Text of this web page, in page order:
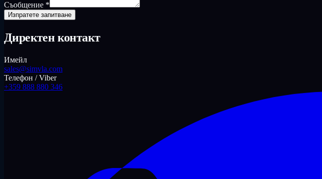
Съобщение *
Изпратете запитване
Директен контакт
Имейл
sales@simvla.com
Телефон / Viber
+359 888 880 346